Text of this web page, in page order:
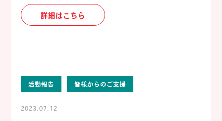
詳細はこちら
活動報告 皆様からのご支援
2023.07.12